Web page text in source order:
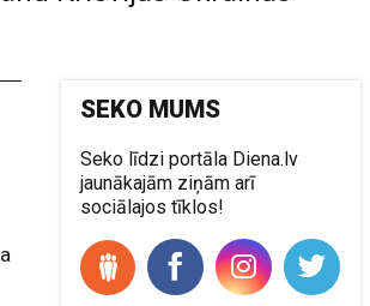
SEKO MUMS
Seko līdzi portāla Diena.lv
jaunākajām ziņām arī
sociālajos tīklos!